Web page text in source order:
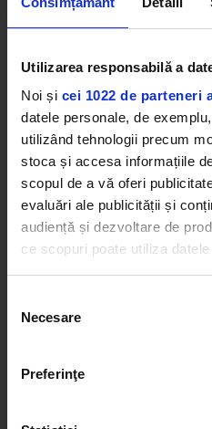
Utilizarea responsabilă a
Noi și cei 1022 de parteneri
datele personale, de
utilizând tehnologii precum
stoca și accesa informațiile
scopul de a vă oferi
evaluări ale publicității și
audiență și dezvoltare de
ce scopuri poate utiliza
Să colectăm
Să vă identificăm
activ după caracteristici
consimțământului
Necesare
Preferinţe
JOI, 22
de
line-